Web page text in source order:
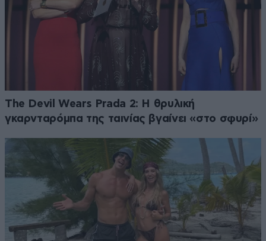
The Devil Wears Prada 2: Η θρυλική
γκαρνταρόμπα της ταινίας βγαίνει «στο σφυρί»